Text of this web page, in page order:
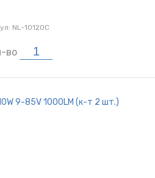
NL-10120C
во
9-85V 1000LM (к-т 2 шт.)